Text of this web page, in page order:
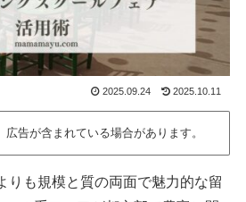
2025.09.24 2025.10.11
告が含まれている場合があります。
りも規模と質の両面で魅力的な留